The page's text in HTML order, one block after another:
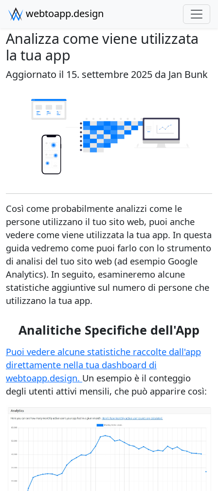
webtoapp.design
Analizza come viene utilizzata
la tua app
Aggiornato il 15. settembre 2025 da Jan Bunk
Così come probabilmente analizzi come le
persone utilizzano il tuo sito web, puoi anche
vedere come viene utilizzata la tua app. In questa
guida vedremo come puoi farlo con lo strumento
di analisi del tuo sito web (ad esempio Google
Analytics). In seguito, esamineremo alcune
statistiche aggiuntive sul numero di persone che
utilizzano la tua app.
Analitiche Specifiche dell'App
Puoi vedere alcune statistiche raccolte dall'app
direttamente nella tua dashboard di
webtoapp.design. Un esempio è il conteggio
degli utenti attivi mensili, che può apparire così: